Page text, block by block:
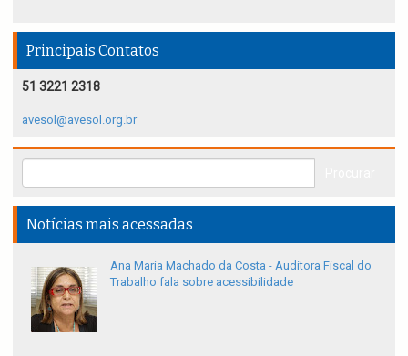
Principais Contatos
51 3221 2318
avesol@avesol.org.br
Notícias mais acessadas
Ana Maria Machado da Costa - Auditora Fiscal do
Trabalho fala sobre acessibilidade